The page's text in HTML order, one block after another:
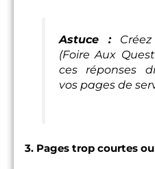
Astuce :Créez
(Foire Aux
ces réponses
vos pages de
3. Pages trop courtes